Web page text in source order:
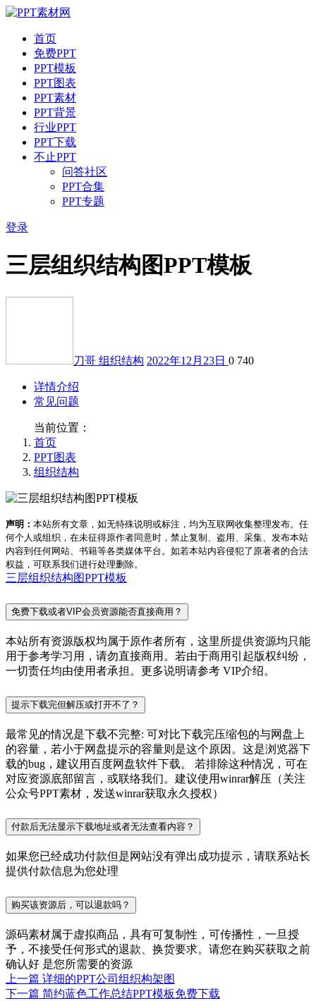
首页
免费PPT
PPT模板
PPT图表
PPT素材
PPT背景
行业PPT
PPT下载
不止PPT
问答社区
PPT合集
PPT专题
登录
三层组织结构图PPT模板
刀哥 组织结构 2022年12月23日 0 740
详情介绍
常见问题
当前位置：
首页
PPT图表
组织结构
声明： 本站所有文章，如无特殊说明或标注，均为互联网收集整理发布。任
何个人或组织，在未征得原作者同意时，禁止复制、盗用、采集、发布本站
内容到任何网站、书籍等各类媒体平台。如若本站内容侵犯了原著者的合法
权益，可联系我们进行处理删除。
三层组织结构图PPT模板
免费下载或者VIP会员资源能否直接商用？
本站所有资源版权均属于原作者所有，这里所提供资源均只能
用于参考学习用，请勿直接商用。若由于商用引起版权纠纷，
一切责任均由使用者承担。更多说明请参考 VIP介绍。
提示下载完但解压或打开不了？
最常见的情况是下载不完整: 可对比下载完压缩包的与网盘上
的容量，若小于网盘提示的容量则是这个原因。这是浏览器下
载的bug，建议用百度网盘软件下载。 若排除这种情况，可在
对应资源底部留言，或联络我们。建议使用winrar解压（关注
公众号PPT素材，发送winrar获取永久授权）
付款后无法显示下载地址或者无法查看内容？
如果您已经成功付款但是网站没有弹出成功提示，请联系站长
提供付款信息为您处理
购买该资源后，可以退款吗？
源码素材属于虚拟商品，具有可复制性，可传播性，一旦授
予，不接受任何形式的退款、换货要求。请您在购买获取之前
确认好 是您所需要的资源
上一篇 详细的PPT公司组织构架图
下一篇 简约蓝色工作总结PPT模板免费下载